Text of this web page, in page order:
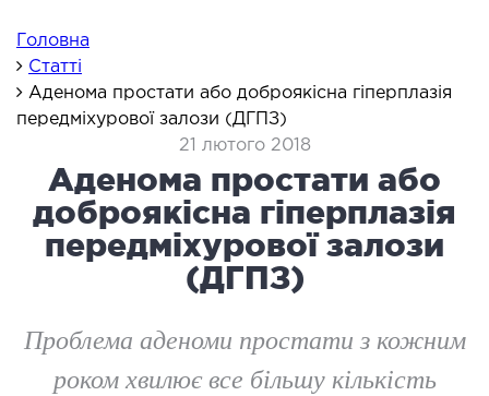
НАПРЯМ
хірургія
хірургія
Головна
Статті
Аденома простати або доброякісна гіперплазія
передміхурової залози (ДГПЗ)
21 лютого 2018
Аденома простати або
доброякісна гіперплазія
передміхурової залози
(ДГПЗ)
Проблема аденоми простати з кожним
роком хвилює все більшу кількість